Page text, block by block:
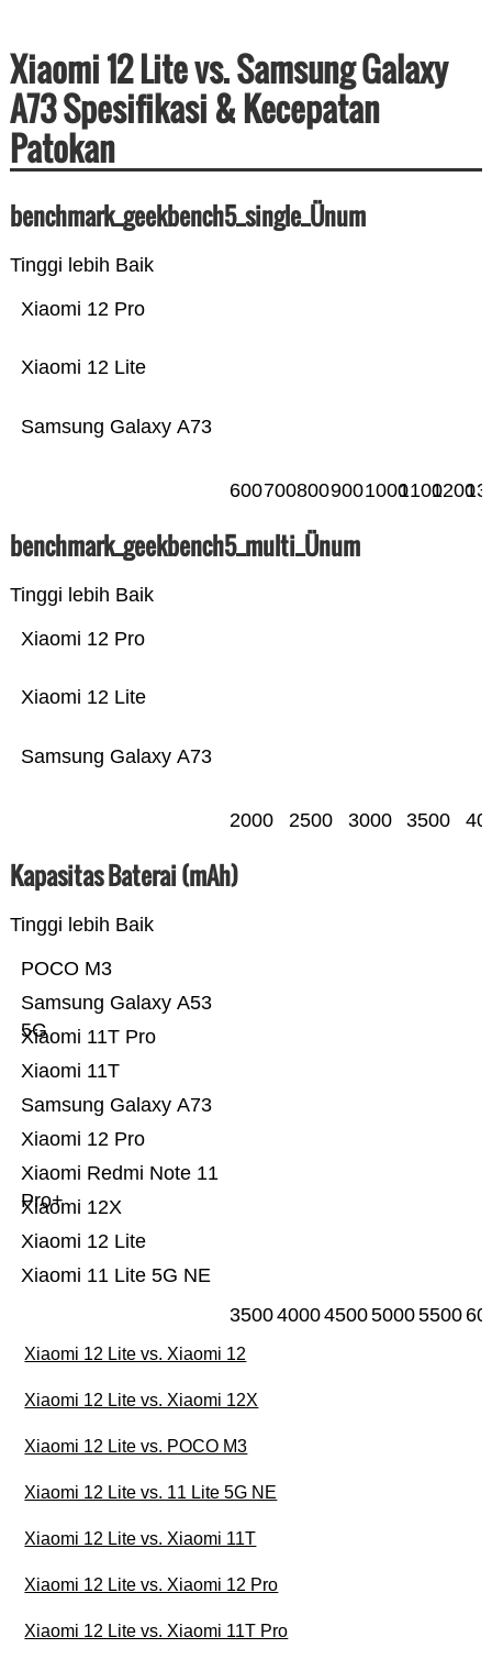
Xiaomi 12 Lite vs. Samsung Galaxy
A73 Spesifikasi & Kecepatan
Patokan
benchmark_geekbench5_single_Ünum
Tinggi lebih Baik
Samsung Galaxy A73
Xiaomi 12 Lite
Xiaomi 12 Pro
600700800900100011001200
benchmark_geekbench5_multi_Ünum
Tinggi lebih Baik
Samsung Galaxy A73
Xiaomi 12 Lite
Xiaomi 12 Pro
2000 2500 3000 3500
Kapasitas Baterai (mAh)
Tinggi lebih Baik
Xiaomi 11 Lite 5G NE
Xiaomi 12 Lite
Xiaomi 12X
Xiaomi Redmi Note 11
Pro+
Xiaomi 12 Pro
Samsung Galaxy A73
Xiaomi 11T
Xiaomi 11T Pro
Samsung Galaxy A53
5G
POCO M3
35004000450050005500
Xiaomi 12 Lite vs. Xiaomi 12
Xiaomi 12 Lite vs. Xiaomi 12X
Xiaomi 12 Lite vs. POCO M3
Xiaomi 12 Lite vs. 11 Lite 5G NE
Xiaomi 12 Lite vs. Xiaomi 11T
Xiaomi 12 Lite vs. Xiaomi 12 Pro
Xiaomi 12 Lite vs. Xiaomi 11T Pro